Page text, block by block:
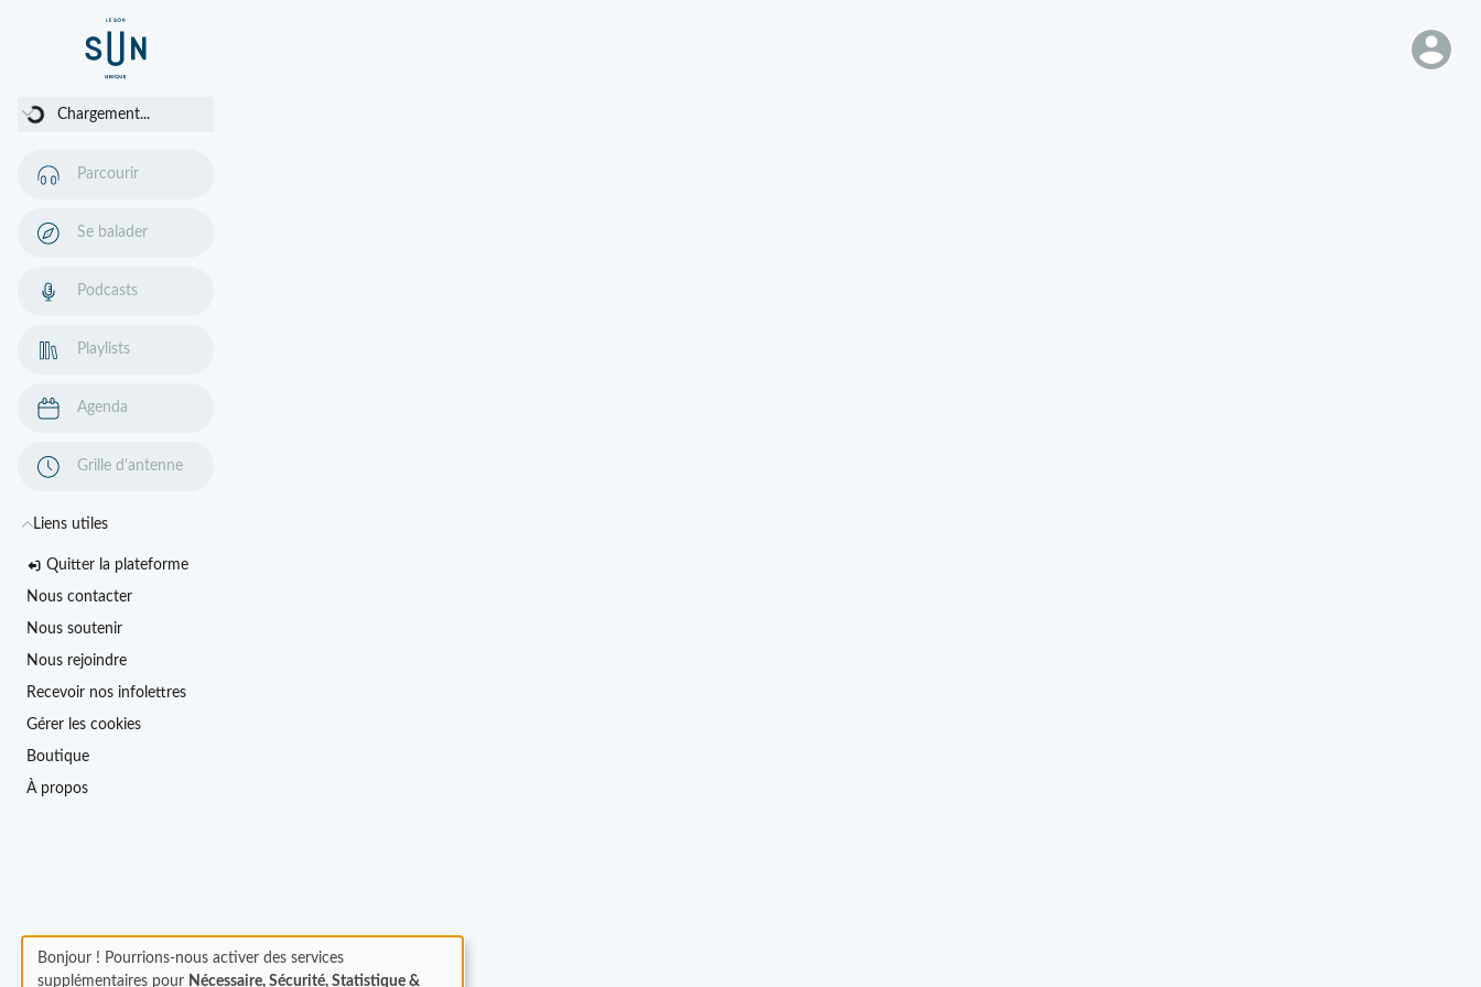
Chargement... Chargement...
Parcourir
Se balader
Podcasts
Playlists
Agenda
Grille d'antenne
Liens utiles
Quitter la plateforme
Nous contacter
Nous soutenir
Nous rejoindre
Recevoir nos infolettres
Gérer les cookies
Boutique
À propos
Bonjour ! Pourrions-nous activer des services
supplémentaires pour Nécessaire, Sécurité, Statistique &